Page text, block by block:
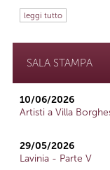
leggi tutto
SALA STAMPA
10/06/2026
Artisti a Villa
29/05/2026
Lavinia - Parte V